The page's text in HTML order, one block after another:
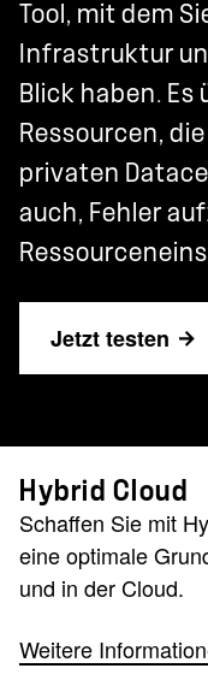
Tool, mit dem
Infrastruktur
Blick haben.
Ressourcen,
privaten
auch, Fehler
Jetzt testen
Hybrid Cloud
Schaffen Sie mit
eine optimale
und in der Cloud.
Weitere